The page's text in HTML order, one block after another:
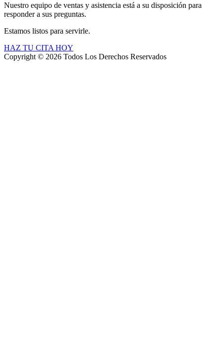
Nuestro equipo de ventas y asistencia está a su disposición para
responder a sus preguntas.
Estamos listos para servirle.
HAZ TU CITA HOY
Copyright © 2026 Todos Los Derechos Reservados